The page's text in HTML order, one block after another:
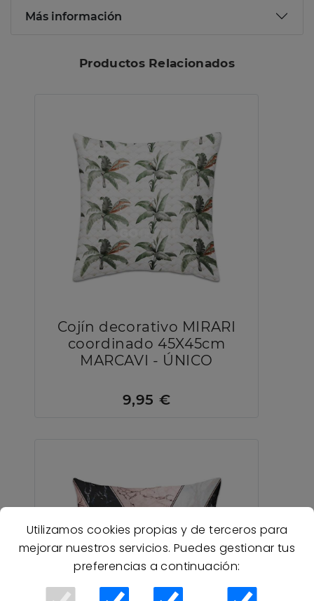
Utilizamos cookies propias y de terceros para
mejorar nuestros servicios. Puedes gestionar tus
preferencias a continuación:
Más información
Productos Relacionados
Cojín decorativo MIRARI
coordinado 45X45cm
MARCAVI - ÚNICO
9,95 €